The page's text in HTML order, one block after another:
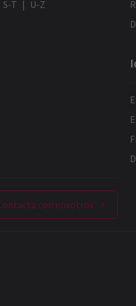
S-T U-Z
con nosotros